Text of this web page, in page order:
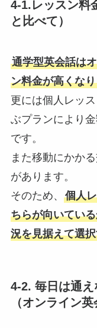
4-1.レッスン料
と比べて）
通学型英会話は
ン料金が高くな
更には個人レッ
ぶプランにより
です。
また移動にかか
があります。
そのため、 個人
ちらが向いてい
況を見据えて選
4-2. 毎日は通
（オンライン